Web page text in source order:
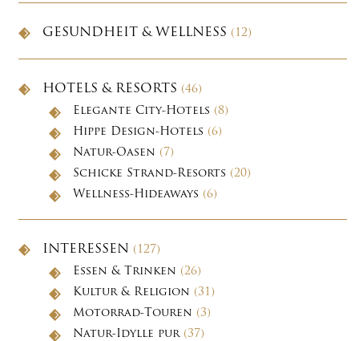
GESUNDHEIT & WELLNESS (12)
HOTELS & RESORTS (46)
Elegante City-Hotels (8)
Hippe Design-Hotels (6)
Natur-Oasen (7)
Schicke Strand-Resorts (20)
Wellness-Hideaways (6)
INTERESSEN (127)
Essen & Trinken (26)
Kultur & Religion (31)
Motorrad-Touren (3)
Natur-Idylle pur(37)